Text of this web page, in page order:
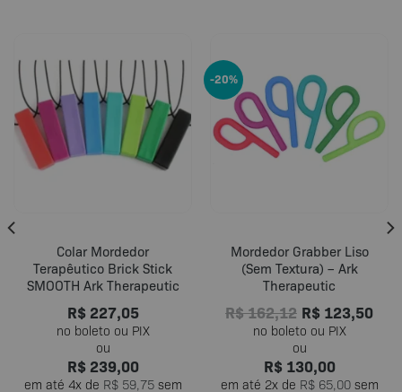
Colar Mordedor
Terapêutico Brick Stick
SMOOTH Ark Therapeutic
R$227,05
R$239,00
em até 4x de R$59,75sem
-20%
Mordedor Grabber Liso
(Sem Textura) – Ark
Therapeutic
R$162,12 R$ 123,50
R$130,00
em até 2x de R$65,00sem